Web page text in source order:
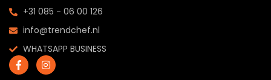
+31 085 - 06 00 126
info@trendchef.nl
WHATSAPP BUSINESS